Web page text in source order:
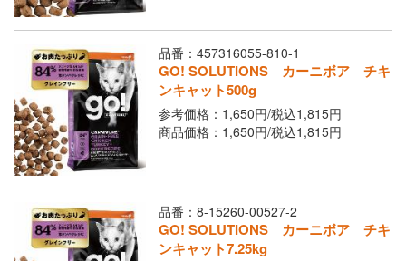
品番：457316055-810-1
GO! SOLUTIONS カーニボア チキ
ンキャット500g
参考価格：1,650円/税込1,815円
商品価格：1,650円/税込1,815円
品番：8-15260-00527-2
GO! SOLUTIONS カーニボア チキ
ンキャット7.25kg